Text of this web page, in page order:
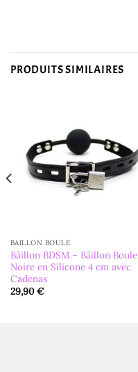
PRODUITS SIMILAIRES
BAILLON BOULE
Bâillon BDSM – Bâillon Boule
Noire en Silicone 4 cm avec
Cadenas
29,90€